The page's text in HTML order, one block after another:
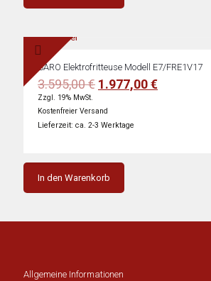
SARO Elektrofritteuse Modell E7/FRE1V17
3.595,00€ Ursprünglicher
war:
3.595,00 €
1.977,00€Aktueller
Zzgl. 19% MwSt.
Kostenfreier Versand
Lieferzeit: ca. 2-3 Werktage
In den Warenkorb
Allgemeine Informationen